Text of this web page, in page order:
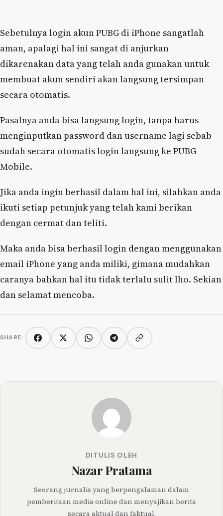
Sebetulnya login akun PUBG di iPhone sangatlah
aman, apalagi hal ini sangat di anjurkan
dikarenakan data yang telah anda gunakan untuk
membuat akun sendiri akan langsung tersimpan
secara otomatis.
Pasalnya anda bisa langsung login, tanpa harus
menginputkan password dan username lagi sebab
sudah secara otomatis login langsung ke PUBG
Mobile.
Jika anda ingin berhasil dalam hal ini, silahkan anda
ikuti setiap petunjuk yang telah kami berikan
dengan cermat dan teliti.
Maka anda bisa berhasil login dengan menggunakan
email iPhone yang anda miliki, gimana mudahkan
caranya bahkan hal itu tidak terlalu sulit lho. Sekian
dan selamat mencoba.
SHARE: FacebookTwitter/XWhatsAppTelegramCopy link
DITULIS OLEH
Nazar Pratama
Seorang jurnalis yang berpengalaman dalam
pemberitaan media online dan menyajikan berita
secara aktual dan faktual.